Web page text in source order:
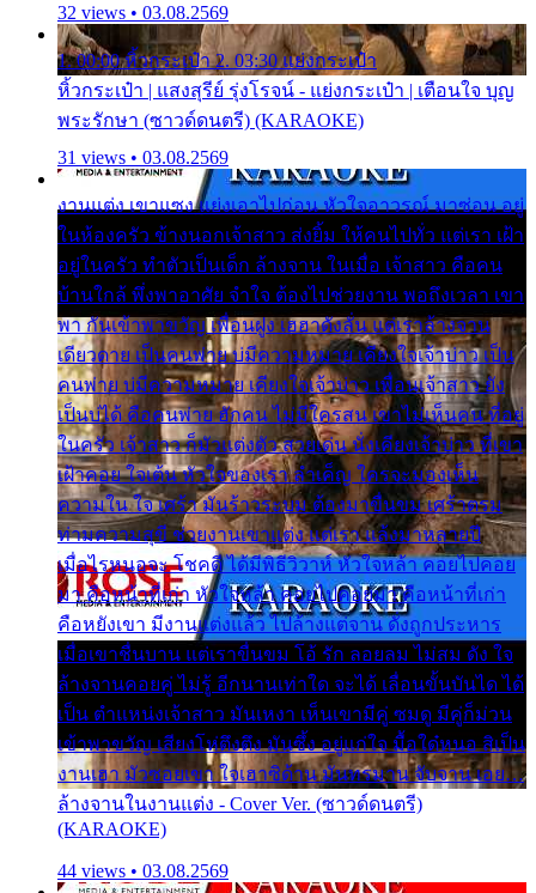
32 views • 03.08.2569
1. 00:00 หิ้วกระเป๋า 2. 03:30 แย่งกระเป๋า
หิ้วกระเป๋า | แสงสุรีย์ รุ่งโรจน์ - แย่งกระเป๋า | เตือนใจ บุญ
พระรักษา (ซาวด์ดนตรี) (KARAOKE)
31 views • 03.08.2569
งานแต่ง เขาแซง แย่งเอาไปก่อน หัวใจอาวรณ์ มาซ่อน อยู่
ในห้องครัว ข้างนอกเจ้าสาว ส่งยิ้ม ให้คนไปทั่ว แต่เรา เฝ้า
อยู่ในครัว ทำตัวเป็นเด็ก ล้างจาน ในเมื่อ เจ้าสาว คือคน
บ้านใกล้ พึ่งพาอาศัย จำใจ ต้องไปช่วยงาน พอถึงเวลา เขา
พา กันเข้าพาขวัญ เพื่อนฝูง เฮฮาดังลั่น แต่เราล้างจาน
เดียวดาย เป็นคนพ่าย บ่มีความหมาย เคียงใจเจ้าบ่าว เป็น
คนพ่าย บ่มีความหมาย เคียงใจเจ้าบ่าว เพื่อนเจ้าสาว ยัง
เป็นบ่ได้ คือคนพ่าย ฮักคน ไม่มีใครสน เขาไม่เห็นคน ที่อยู่
ในครัว เจ้าสาว ก็มัวแต่งตัว สวยเด่น นั่งเคียงเจ้าบ่าว ที่เขา
เฝ้าคอย ใจเต้น หัวใจของเรา ลำเค็ญ ใครจะมองเห็น
ความใน ใจ เศร้า มันร้าวระบม ต้องมาขื่นขม เศร้าตรม
ท่ามความสุขี ช่วยงานเขาแต่ง แต่เรา แล้งมาหลายปี
เมื่อไรหนอจะ โชคดี ได้มีพิธีวิวาห์ หัวใจหล้า คอยไปคอย
มา คือหน้าที่เก่า หัวใจหล้า คอยไปคอยมา คือหน้าที่เก่า
คือหยังเขา มีงานแต่งแล้ว ไปล้างแต่จาน ดั่งถูกประหาร
เมื่อเขาชื่นบาน แต่เราขื่นขม โอ้ รัก ลอยลม ไม่สม ดัง ใจ
ล้างจานคอยคู่ ไม่รู้ อีกนานเท่าใด จะได้ เลื่อนขั้นบันได ได้
เป็น ตำแหน่งเจ้าสาว มันเหงา เห็นเขามีคู่ ซมดู มีคู่ก็ม่วน
เข้าพาขวัญ เสียงโห่ตึงตึง มันซึ้ง อยู่แก่ใจ มื้อใด๋หนอ สิเป็น
งานเฮา มัวซอยเขา ใจเฮาซิด้าน มันทรมาน จับจาน เอย…
ล้างจานในงานแต่ง - Cover Ver. (ซาวด์ดนตรี)
(KARAOKE)
44 views • 03.08.2569